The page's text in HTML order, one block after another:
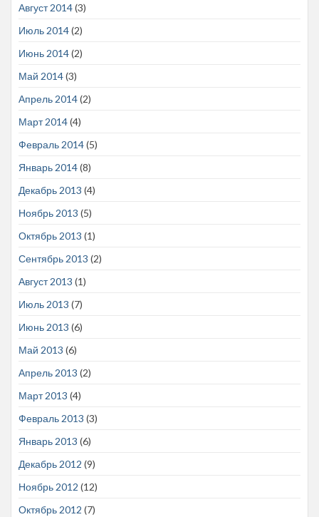
Август 2014(3)
Июль 2014(2)
Июнь 2014(2)
Май 2014(3)
Апрель 2014(2)
Март 2014(4)
Февраль 2014(5)
Январь 2014(8)
Декабрь 2013 (4)
Ноябрь 2013 (5)
Октябрь 2013 (1)
Сентябрь 2013 (2)
Август 2013 (1)
Июль 2013 (7)
Июнь 2013 (6)
Май 2013 (6)
Апрель 2013 (2)
Март 2013 (4)
Февраль 2013 (3)
Январь 2013 (6)
Декабрь 2012 (9)
Ноябрь 2012 (12)
Октябрь 2012 (7)